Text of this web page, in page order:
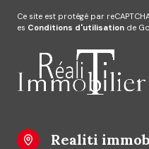
Ce site est protégé par
es Conditions d'utilisation de
realiti